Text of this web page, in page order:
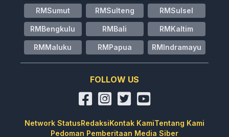
RMSumut RMSulteng RMSulsel
RMBengkulu RMBali RMKaltim
RMMaluku RMPapua RMIndramayu
FOLLOW US
Network StatusRedaksiKontak KamiTentang Kami
Pedoman Pemberitaan Media Siber